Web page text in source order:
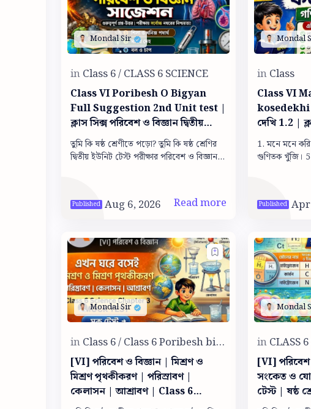
Class VI Poribesh O Bigyan
Full Suggestion 2nd Unit test |
ক্লাস সিক্স পরিবেশ ও বিজ্ঞান দ্বিতীয়
ইউনিট টেস্ট সাজেশন
তুমি কি ষষ্ঠ শ্রেণীতে পড়ো? তুমি কি ষষ্ঠ শ্রেণির
দ্বিতীয় ইউনিট টেস্ট পরীক্ষার পরিবেশ ও বিজ্ঞান
Class VI
kosedekhi
দেখি 1.2 |
সমাধান
1. মনে মনে করি: (a) শূন্য ছাড়া 5 -এর 6
গুণিতক খুঁজি। 5-এর 6টি গুণিতক হল 5, 10,15,
[VI] পরিবেশ ও বিজ্ঞান | মিশ্রণ ও
মিশ্রণ পৃথকীকরণ | পরিস্রাবণ |
কেলাসন | আশ্রাবণ | Class 6
[VI] পরিবেশ
সংকেত ও
টেস্ট | ষষ্ঠ